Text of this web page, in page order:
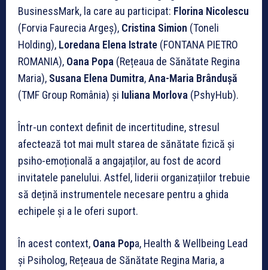
BusinessMark, la care au participat: Florina Nicolescu
(Forvia Faurecia Argeș), Cristina Simion (Toneli
Holding), Loredana Elena Istrate (FONTANA PIETRO
ROMANIA), Oana Popa (Rețeaua de Sănătate Regina
Maria), Susana Elena Dumitra,Ana-Maria Brândușă
(TMF Group România) și Iuliana Morlova (PshyHub).
Într-un context definit de incertitudine, stresul
afectează tot mai mult starea de sănătate fizică și
psiho-emoțională a angajaților, au fost de acord
invitatele panelului. Astfel, liderii organizațiilor trebuie
să dețină instrumentele necesare pentru a ghida
echipele și a le oferi suport.
În acest context, Oana Popa, Health & Wellbeing Lead
și Psiholog, Rețeaua de Sănătate Regina Maria, a